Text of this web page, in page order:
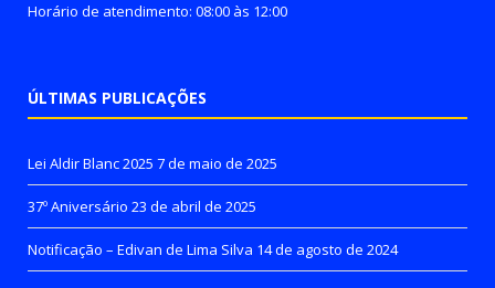
Horário de atendimento: 08:00 às 12:00
ÚLTIMAS PUBLICAÇÕES
Lei Aldir Blanc 2025 7 de maio de 2025
37º Aniversário 23 de abril de 2025
Notificação – Edivan de Lima Silva 14 de agosto de 2024